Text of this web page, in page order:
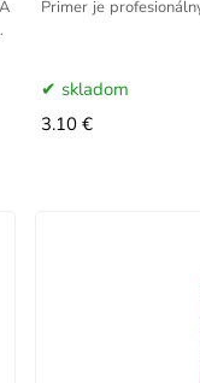
Primer je
skladom
3.10 €